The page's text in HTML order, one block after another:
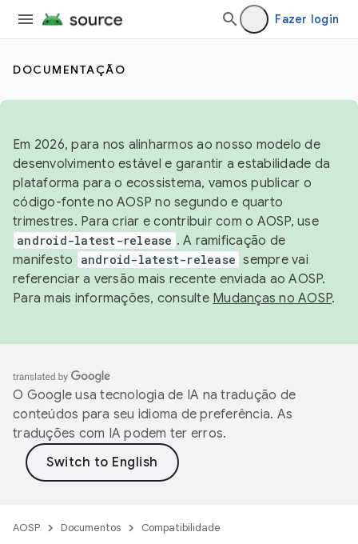
Fazer login
DOCUMENTAÇÃO
Em 2026, para nos alinharmos ao nosso modelo de
desenvolvimento estável e garantir a estabilidade da
plataforma para o ecossistema, vamos publicar o
código-fonte no AOSP no segundo e quarto
trimestres. Para criar e contribuir com o AOSP, use
android-latest-release . A ramificação de
manifesto
android-latest-release sempre vai
referenciar a versão mais recente enviada ao AOSP.
Para mais informações, consulte Mudanças no AOSP.
O Google usa tecnologia de IA na tradução de
conteúdos para seu idioma de preferência. As
traduções com IA podem ter erros.
AOSP Documentos Compatibilidade